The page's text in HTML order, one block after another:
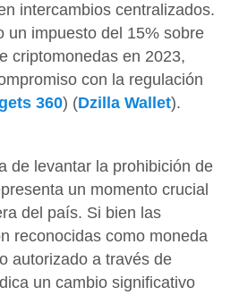
intercambios centralizados.
un impuesto del 15% sobre
criptomonedas en 2023,
con la regulación
360) (Dzilla Wallet)​.
de levantar la prohibición de
un momento crucial
del país. Si bien las
reconocidas como moneda
autorizado a través de
un cambio significativo